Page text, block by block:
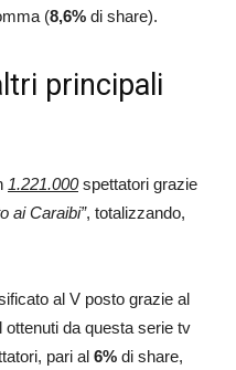
(8,6% di share).
principali
1.221.000spettatori grazie
ai Caraibi”, totalizzando,
al V posto grazie al
ottenuti da questa serie tv
pari al 6% di share,